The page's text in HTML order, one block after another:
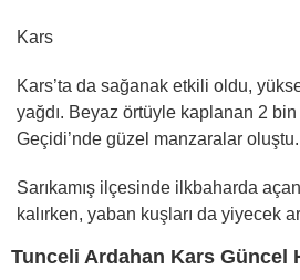
Kars
Kars’ta da sağanak etkili oldu,
yağdı. Beyaz örtüyle kaplanan 2 bin
Geçidi’nde güzel manzaralar oluştu.
Sarıkamış ilçesinde ilkbaharda
kalırken, yaban kuşları da yiyecek
Tunceli Ardahan Kars Güncel